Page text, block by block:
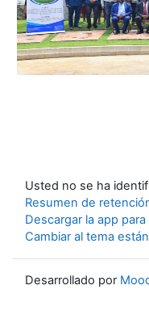
Usted no se ha
Resumen de
Descargar la app
Cambiar al tema
Desarrollado por